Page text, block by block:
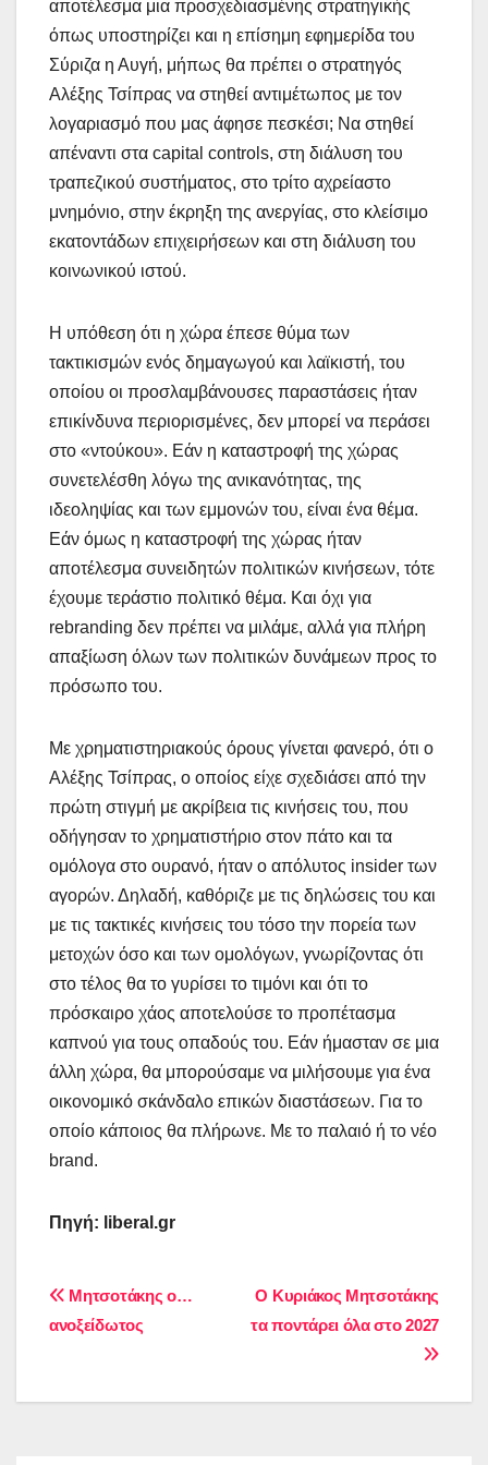
αποτέλεσμα μια προσχεδιασμένης στρατηγικής
όπως υποστηρίζει και η επίσημη εφημερίδα του
Σύριζα η Αυγή, μήπως θα πρέπει ο στρατηγός
Αλέξης Τσίπρας να στηθεί αντιμέτωπος με τον
λογαριασμό που μας άφησε πεσκέσι; Να στηθεί
απέναντι στα capital controls, στη διάλυση του
τραπεζικού συστήματος, στο τρίτο αχρείαστο
μνημόνιο, στην έκρηξη της ανεργίας, στο κλείσιμο
εκατοντάδων επιχειρήσεων και στη διάλυση του
κοινωνικού ιστού.
Η υπόθεση ότι η χώρα έπεσε θύμα των
τακτικισμών ενός δημαγωγού και λαϊκιστή, του
οποίου οι προσλαμβάνουσες παραστάσεις ήταν
επικίνδυνα περιορισμένες, δεν μπορεί να περάσει
στο «ντούκου». Εάν η καταστροφή της χώρας
συνετελέσθη λόγω της ανικανότητας, της
ιδεοληψίας και των εμμονών του, είναι ένα θέμα.
Εάν όμως η καταστροφή της χώρας ήταν
αποτέλεσμα συνειδητών πολιτικών κινήσεων, τότε
έχουμε τεράστιο πολιτικό θέμα. Και όχι για
rebranding δεν πρέπει να μιλάμε, αλλά για πλήρη
απαξίωση όλων των πολιτικών δυνάμεων προς το
πρόσωπο του.
Με χρηματιστηριακούς όρους γίνεται φανερό, ότι ο
Αλέξης Τσίπρας, ο οποίος είχε σχεδιάσει από την
πρώτη στιγμή με ακρίβεια τις κινήσεις του, που
οδήγησαν το χρηματιστήριο στον πάτο και τα
ομόλογα στο ουρανό, ήταν ο απόλυτος insider των
αγορών. Δηλαδή, καθόριζε με τις δηλώσεις του και
με τις τακτικές κινήσεις του τόσο την πορεία των
μετοχών όσο και των ομολόγων, γνωρίζοντας ότι
στο τέλος θα το γυρίσει το τιμόνι και ότι το
πρόσκαιρο χάος αποτελούσε το προπέτασμα
καπνού για τους οπαδούς του. Εάν ήμασταν σε μια
άλλη χώρα, θα μπορούσαμε να μιλήσουμε για ένα
οικονομικό σκάνδαλο επικών διαστάσεων. Για το
οποίο κάποιος θα πλήρωνε. Με το παλαιό ή το νέο
brand.
Πηγή: liberal.gr
Πλοήγηση
άρθρων
Ο Κυριάκος Μητσοτάκης
τα ποντάρει όλα στο 2027
Μητσοτάκης ο…
ανοξείδωτος